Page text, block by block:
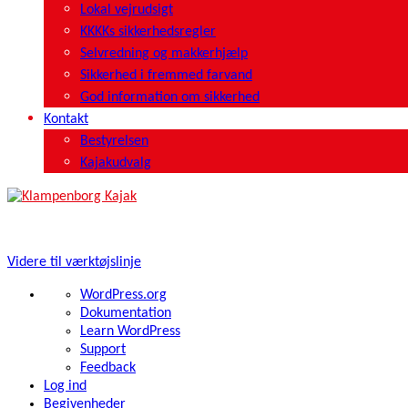
Lokal vejrudsigt
KKKKs sikkerhedsregler
Selvredning og makkerhjælp
Sikkerhed i fremmed farvand
God information om sikkerhed
Kontakt
Bestyrelsen
Kajakudvalg
Videre til værktøjslinje
WordPress
WordPress.org
Dokumentation
Learn WordPress
Support
Feedback
Log ind
Begivenheder